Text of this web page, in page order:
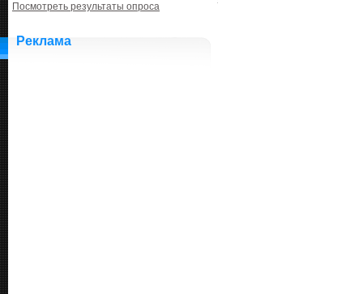
Посмотреть результаты опроса
Реклама